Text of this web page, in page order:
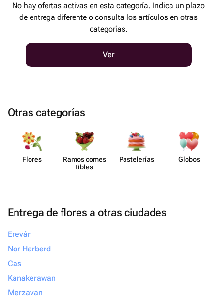
No hay ofertas activas en esta categoría. Indica un plazo
de entrega diferente o consulta los artículos en otras
categorías.
Ver
Otras categorías
Flores
Ramos comes​
tibles
Paste​lerías Globos
Entrega de flores a otras ciudades
Ereván
Nor Harberd
Cas
Kanakerawan
Merzavan